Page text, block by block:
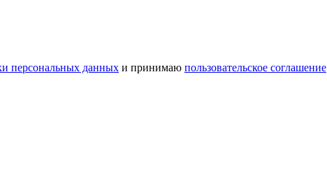
персональных данных и принимаю пользовательское соглашение